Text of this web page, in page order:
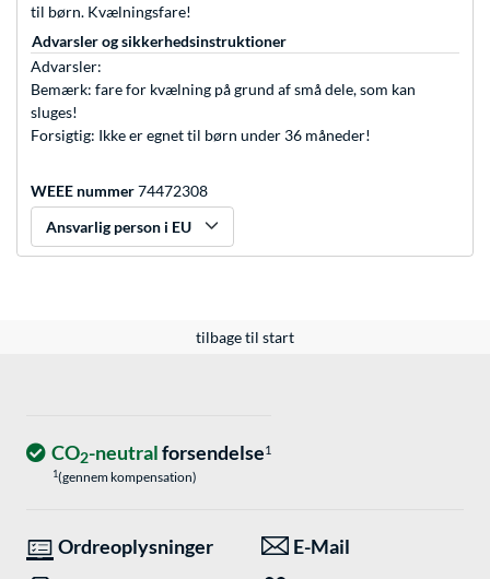
til børn. Kvælningsfare!
Advarsler og sikkerhedsinstruktioner
Advarsler:
Bemærk: fare for kvælning på grund af små dele, som kan
sluges!
Forsigtig: Ikke er egnet til børn under 36 måneder!
WEEE nummer74472308
Ansvarlig person i EU
tilbage til start
CO2-neutralforsendelse1
1(gennem kompensation)
Ordreoplysninger E-Mail